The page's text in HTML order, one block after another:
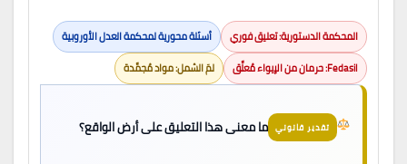
المحكمة الدستورية: تعليق فوري
أسئلة محورية لمحكمة العدل الأوروبية
Fedasil: حرمان من الإيواء مُعلَّق
لمّ الشمل: مواد مُجمَّدة
تقدير قانوني ما معنى هذا التعليق على أرض الواقع؟